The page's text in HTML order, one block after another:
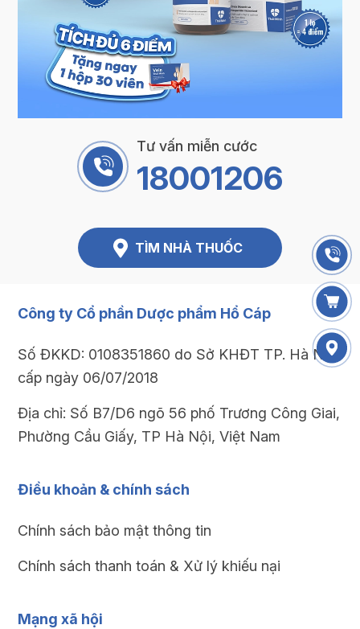
Tư vấn miễn cước
18001206
TÌM NHÀ THUỐC
Công ty Cổ phần Dược phẩm Hổ Cáp
Số ĐKKD: 0108351860 do Sở KHĐT TP. Hà Nội
cấp ngày 06/07/2018
Địa chỉ: Số B7/D6 ngõ 56 phố Trương Công Giai,
Phường Cầu Giấy, TP Hà Nội, Việt Nam
Điều khoản & chính sách
Chính sách bảo mật thông tin
Chính sách thanh toán & Xử lý khiếu nại
Mạng xã hội